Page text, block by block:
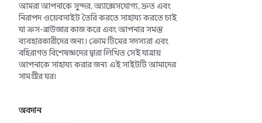
আমরা আপনাকে সুন্দর, অ্যাক্সেসযোগ্য, দ্রুত এবং
নিরাপদ ওয়েবসাইট তৈরি করতে সাহায্য করতে চাই
যা ক্রস-ব্রাউজার কাজ করে এবং আপনার সমস্ত
ব্যবহারকারীদের জন্য। ক্রোম টিমের সদস্যরা এবং
বহিরাগত বিশেষজ্ঞদের দ্বারা লিখিত সেই যাত্রায়
আপনাকে সাহায্য করার জন্য এই সাইটটি আমাদের
সামগ্রীর ঘর৷
অবদান